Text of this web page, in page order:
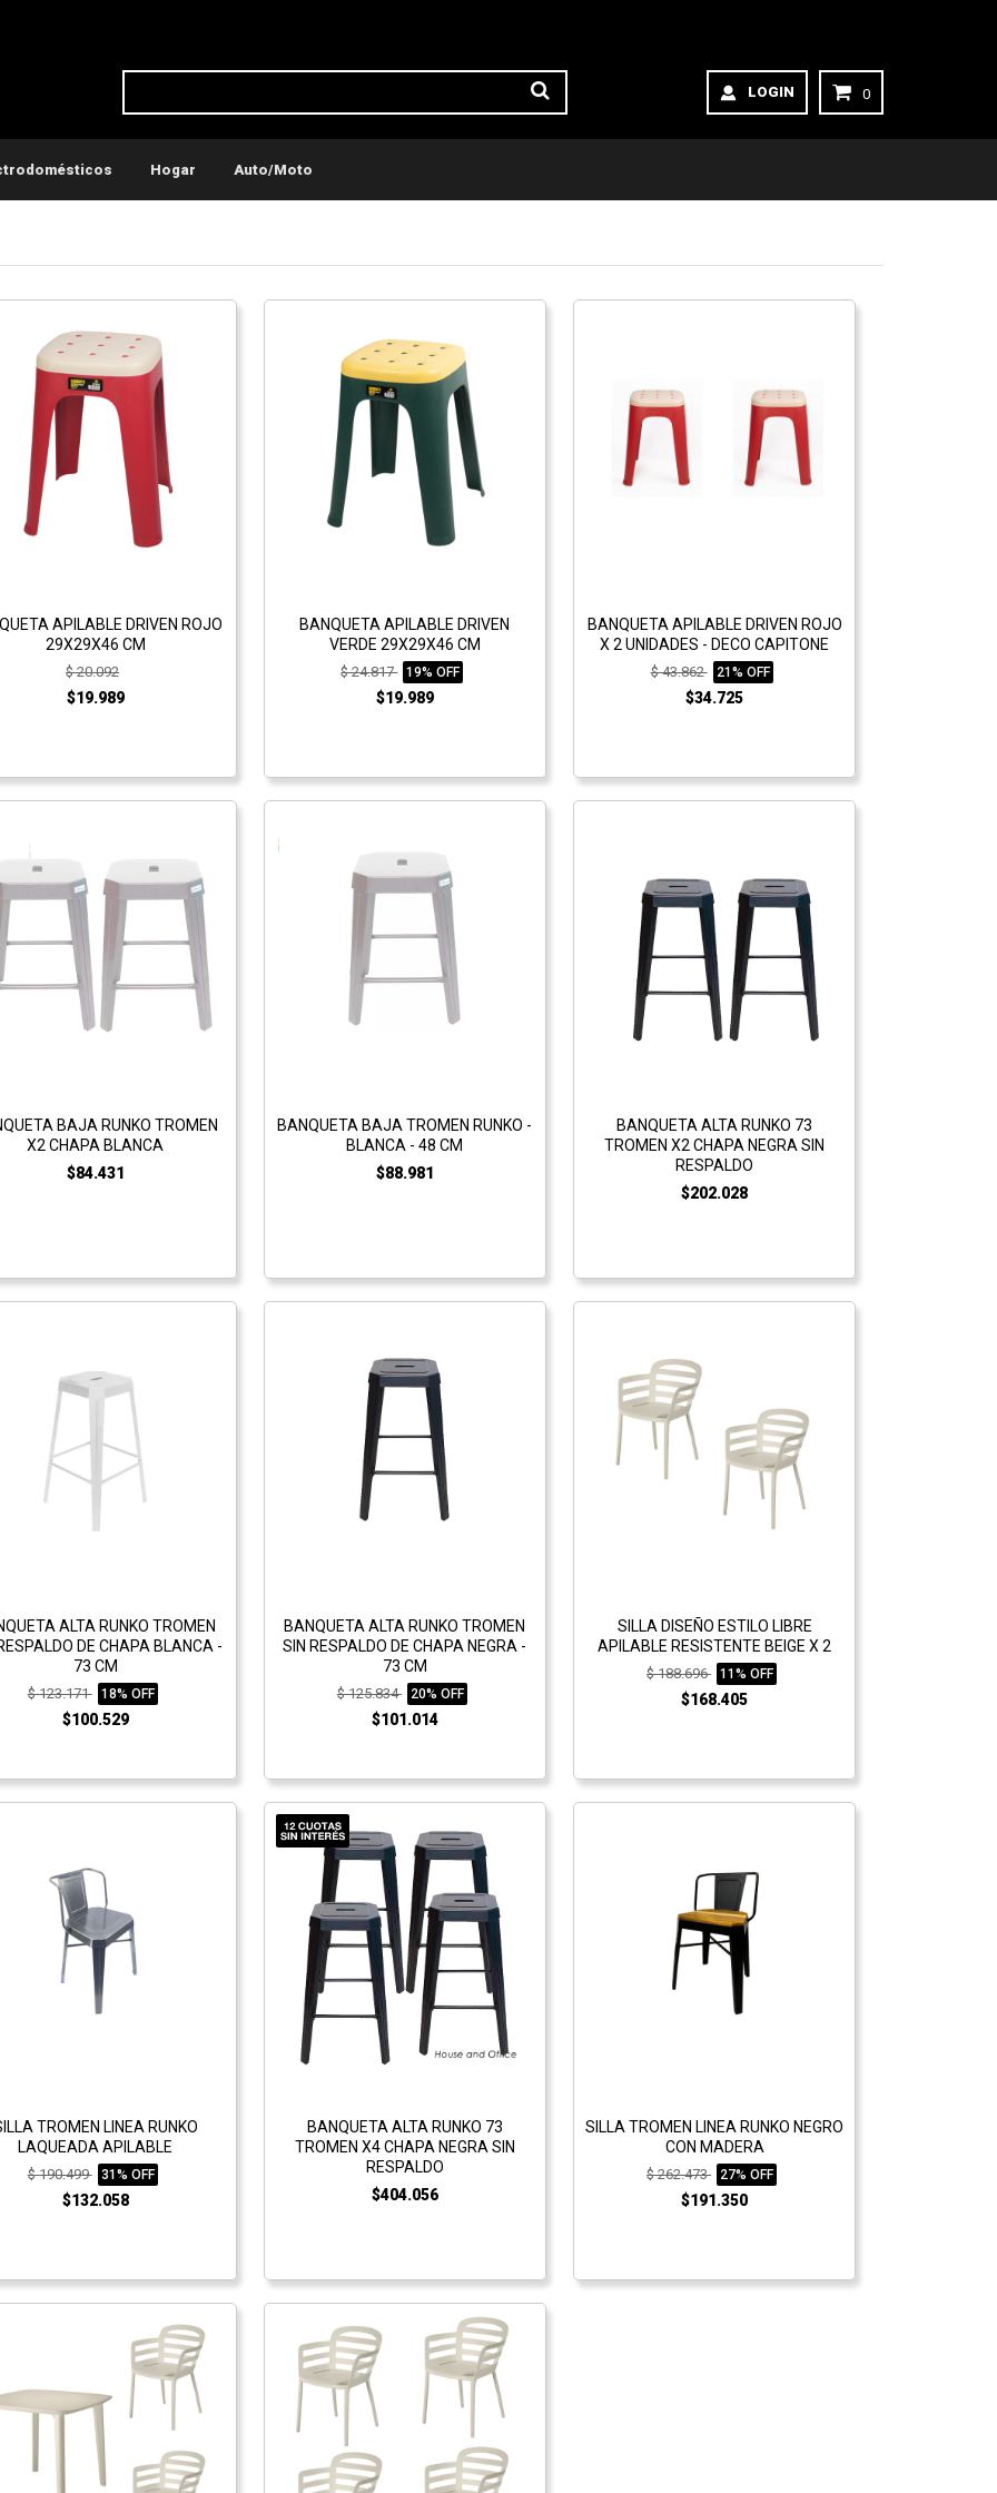
LOGIN 0
Hogar Auto/Moto
APILABLE DRIVEN ROJO
29X29X46 CM
$ 20.092
$19.989
BANQUETA APILABLE DRIVEN
VERDE 29X29X46 CM
$ 24.817 19% OFF
$19.989
BANQUETA APILABLE DRIVEN ROJO
X 2 UNIDADES - DECO CAPITONE
$ 43.862 21% OFF
$34.725
BAJA RUNKO TROMEN
X2 CHAPA BLANCA
$84.431
BANQUETA BAJA TROMEN RUNKO -
BLANCA - 48 CM
$88.981
BANQUETA ALTA RUNKO 73
TROMEN X2 CHAPA NEGRA SIN
RESPALDO
$202.028
ALTA RUNKO TROMEN
DE CHAPA BLANCA -
73 CM
$ 123.171 18% OFF
$100.529
BANQUETA ALTA RUNKO TROMEN
SIN RESPALDO DE CHAPA NEGRA -
73 CM
$ 125.834 20% OFF
$101.014
SILLA DISEÑO ESTILO LIBRE
APILABLE RESISTENTE BEIGE X 2
$ 188.696 11% OFF
$168.405
TROMEN LINEA RUNKO
LAQUEADA APILABLE
$ 190.499 31% OFF
$132.058
BANQUETA ALTA RUNKO 73
TROMEN X4 CHAPA NEGRA SIN
RESPALDO
$404.056
SILLA TROMEN LINEA RUNKO NEGRO
CON MADERA
$ 262.473 27% OFF
$191.350